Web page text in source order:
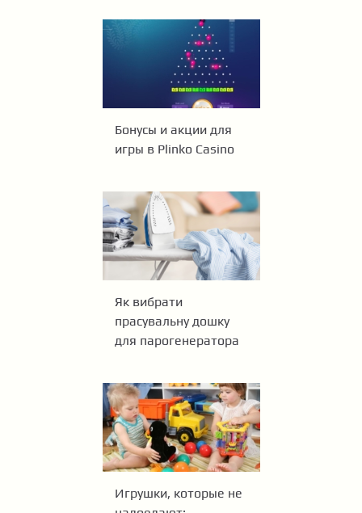
Бонусы и акции для
игры в Plinko Casino
Як вибрати
прасувальну дошку
для парогенератора
Игрушки, которые не